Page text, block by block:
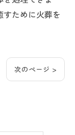
ために火葬を
次のページ >